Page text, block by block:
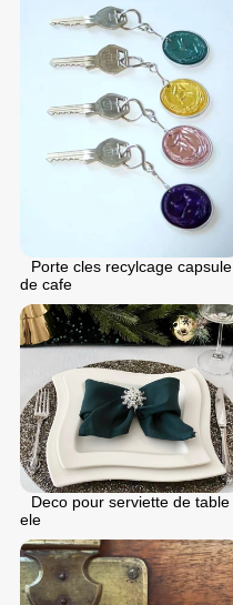
Porte cles recylcage capsule
de cafe
Deco pour serviette de table
ele